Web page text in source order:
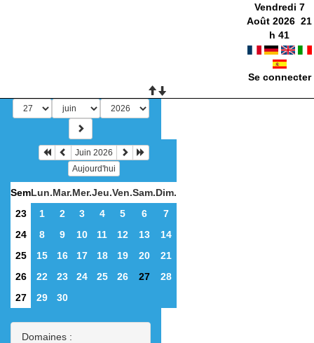
Vendredi 7
Août 2026 21
h41
Se connecter
Juin 2026
Aujourd'hui
SemLun.Mar.Mer.Jeu.Ven.Sam.Dim.
23
1 2 3 4 5 6
7
24
8 9 10 11 12 13
14
25
15 16 17 18 19 20
21
26
22 23 24 25 26 27
28
27
29 30
Domaines :